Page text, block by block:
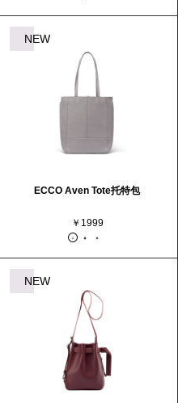
NEW
ECCO Aven Tote托特包
￥1999
NEW